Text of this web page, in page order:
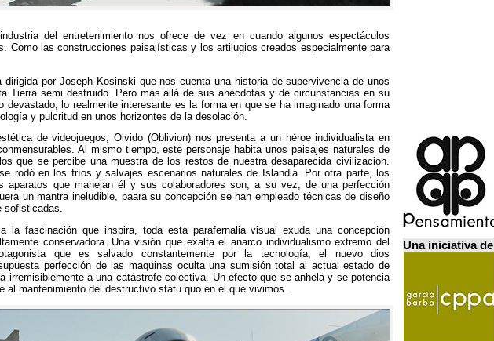
del entretenimiento nos ofrece de vez en cuando algunos espectáculos
Como las construcciones paisajísticas y los artilugios creados especialmente para
dirigida por Joseph Kosinski que nos cuenta una historia de supervivencia de unos
Tierra semi destruido. Pero más allá de sus anécdotas y de circunstancias en su
devastado,lo realmente interesante es la forma en que se ha imaginado una forma
y pulcritud en unos horizontes de la desolación
de videojuegos,Olvido (Oblivion) nos presenta a un héroe individualista en
. Al mismo tiempo,este personaje habita unos paisajes naturales de
que se percibe una muestra de los restos de nuestra desaparecida civilización.
rodó en los fríos y salvajes escenarios naturales de Islandia. Por otra parte, los
aparatos que manejan él y sus colaboradores son,a su vez, de una perfección
un mantra ineludible, paara su concepción se han empleado técnicas de diseño
sofisticadas.
la fascinación que inspira, toda esta parafernalia visual exuda una concepción
conservadora. Una visión que exalta el anarco individualismo extremo del
que es salvado constantemente por la tecnología,el nuevo dios
perfección de las maquinas oculta una sumisión total al actual estado de
irremisiblemente a una catástrofe colectiva. Un efecto que se anhela y se potencia
al mantenimiento del destructivo statu quo en el que vivimos.
Una iniciativa de